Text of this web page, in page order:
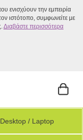
ενισχύουν την εμπειρία
ιστότοπο, συμφωνείτε με
Διαβάστε περισσότερα
Desktop / Laptop